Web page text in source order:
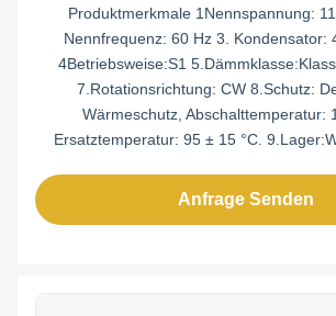
Produktmerkmale 1Nennspannung:
Nennfrequenz: 60 Hz 3. Kondensator:
4Betriebsweise:S1
7.Rotationsrichtung: CW 8.Schutz:
Wärmeschutz, Abschalttemperatur:
Ersatztemperatur: 95 ± 15 °C.
Anfrage Senden